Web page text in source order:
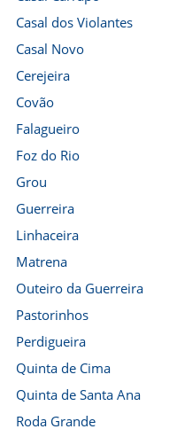
Casal dos Violantes
Casal Novo
Cerejeira
Covão
Falagueiro
Foz do Rio
Grou
Guerreira
Linhaceira
Matrena
Outeiro da Guerreira
Pastorinhos
Perdigueira
Quinta de Cima
Quinta de Santa Ana
Roda Grande